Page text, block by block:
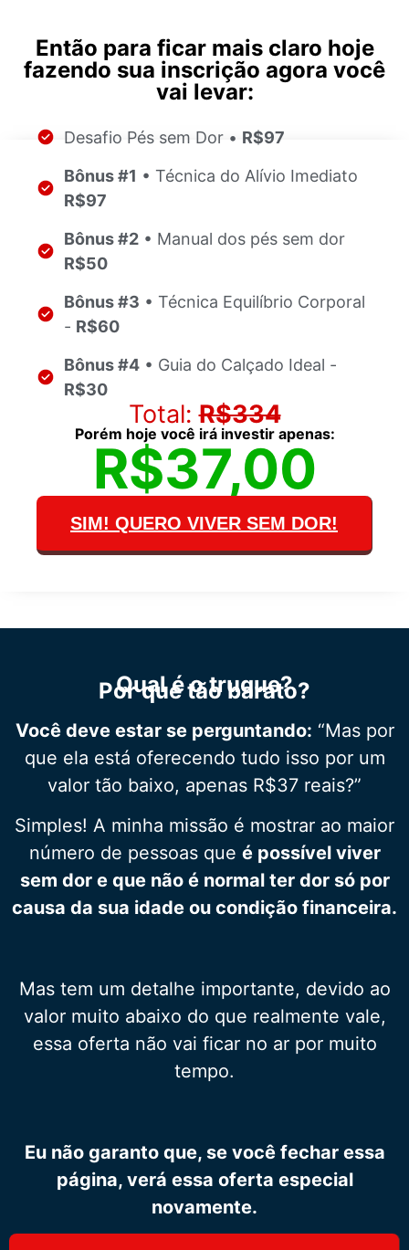
Então para ficar mais claro hoje
fazendo sua inscrição agora você
vai levar:
Desafio Pés sem Dor • R$97
Bônus #1 • Técnica do Alívio Imediato
R$97
Bônus #2 • Manual dos pés sem dor
R$50
Bônus #3 • Técnica Equilíbrio Corporal
- R$60
Bônus #4 • Guia do Calçado Ideal -
R$30
Total:R$334
Porém hoje você irá investir apenas:
R$37,00
SIM! QUERO VIVER SEM DOR!
Qual é o truque?
Por que tão barato?
Você deve estar se perguntando: “Mas por
que ela está oferecendo tudo isso por um
valor tão baixo, apenas R$37 reais?”
Simples! A minha missão é mostrar ao maior
número de pessoas que é possível viver
sem dor e que não é normal ter dor só por
causa da sua idade ou condição financeira.
Mas tem um detalhe importante, devido ao
valor muito abaixo do que realmente vale,
essa oferta não vai ficar no ar por muito
tempo.
Eu não garanto que, se você fechar essa
página, verá essa oferta especial
novamente.